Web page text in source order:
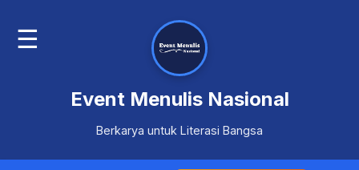
☰
Event Menulis Nasional
Berkarya untuk Literasi Bangsa